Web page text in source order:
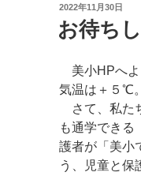
投
稿
日:
2022年11月30日
お待ち
美小HPへよ
気温は＋５℃
さて、私た
も通学できる
護者が「美小
う、児童と保